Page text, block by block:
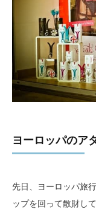
ヨーロッパのア
先日、ヨーロッパ旅
ップを回って散財し